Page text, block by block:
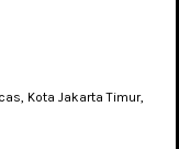
Kota Jakarta Timur,